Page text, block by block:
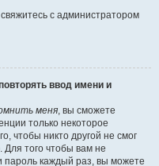
с администратором
ввод имени и
меня, вы сможете
только некоторое
чтобы никто другой не смог
Для того чтобы вам не
пароль каждый раз, вы можете